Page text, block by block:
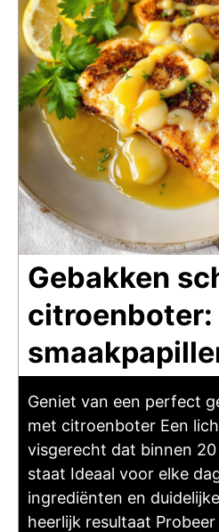
Gebakken
citroenboter:
Geniet van een perfect
met citroenboter Een
visgerecht dat binnen
staat Ideaal voor elke
ingrediënten en
heerlijk resultaat